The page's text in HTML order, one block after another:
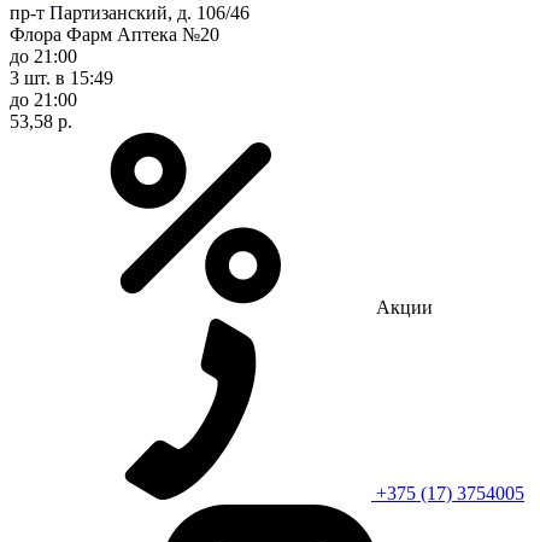
пр-т Партизанский, д. 106/46
Флора Фарм Аптека №20
до 21:00
3 шт. в 15:49
до 21:00
53,58 р.
Акции
+375 (17) 3754005